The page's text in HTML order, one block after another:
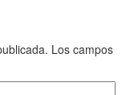
Los campos